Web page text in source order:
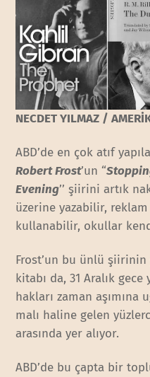
NECDET YILMAZ /
ABD’de en çok atıf
Robert Frost’un “
Evening’’ şiirini artık
üzerine yazabilir,
kullanabilir, okullar
Frost’un bu ünlü şiirinin
kitabı da, 31 Aralık
hakları zaman aşımına
malı haline gelen
arasında yer alıyor.
ABD’de bu çapta bir